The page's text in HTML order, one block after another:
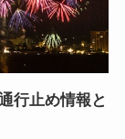
行止め情報と